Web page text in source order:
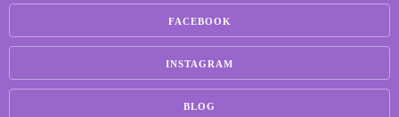
FACEBOOK
INSTAGRAM
BLOG